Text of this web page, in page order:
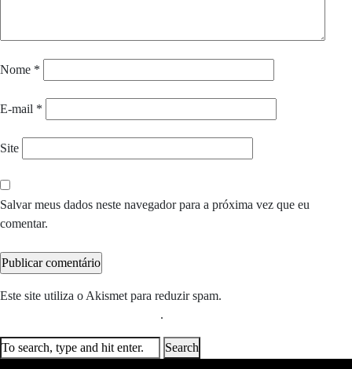
Nome *
E-mail *
Site
Salvar meus dados neste navegador para a próxima vez que eu
comentar.
Este site utiliza o Akismet para reduzir spam.
.
Search